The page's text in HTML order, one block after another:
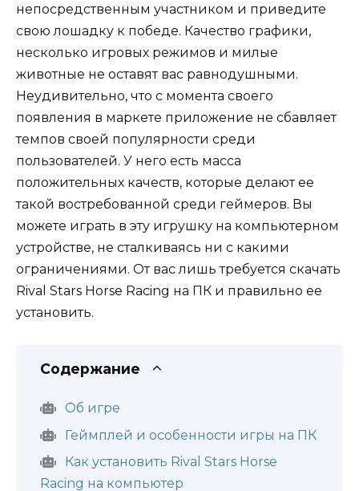
непосредственным участником и приведите
свою лошадку к победе. Качество графики,
несколько игровых режимов и милые
животные не оставят вас равнодушными.
Неудивительно, что с момента своего
появления в маркете приложение не сбавляет
темпов своей популярности среди
пользователей. У него есть масса
положительных качеств, которые делают ее
такой востребованной среди геймеров. Вы
можете играть в эту игрушку на компьютерном
устройстве, не сталкиваясь ни с какими
ограничениями. От вас лишь требуется скачать
Rival Stars Horse Racing на ПК и правильно ее
установить.
Содержание
Об игре
Геймплей и особенности игры на ПК
Как установить Rival Stars Horse
Racing на компьютер